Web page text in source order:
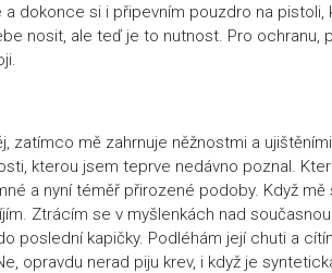
a dokonce si i připevním pouzdro na
nosit, ale teď je to nutnost. Pro
zatímco mě zahrnuje něžnostmi a
kterou jsem teprve nedávno poznal.
a nyní téměř přirozené podoby. Když
Ztrácím se v myšlenkách nad
poslední kapičky. Podléhám její chuti a
opravdu nerad piju krev, i když je